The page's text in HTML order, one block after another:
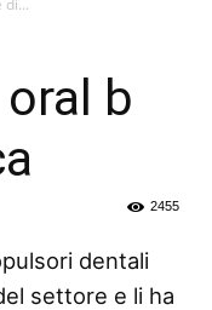
b
2455
dentali
settore e li ha